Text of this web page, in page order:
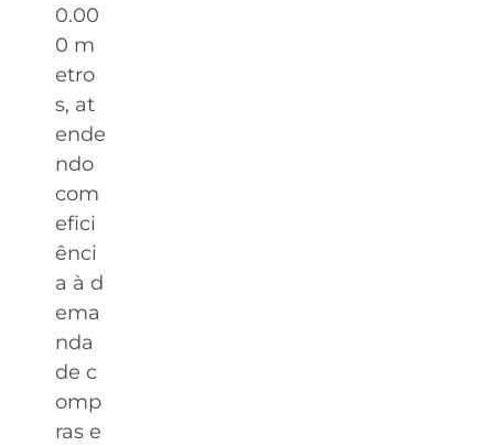
0.00
0 m
etro
s, at
ende
ndo
com
efici
ênci
a à d
ema
nda
de c
omp
ras e